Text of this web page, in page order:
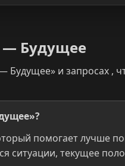
— Будущее
и запросах ,
помогает лучше
ситуации, текущее